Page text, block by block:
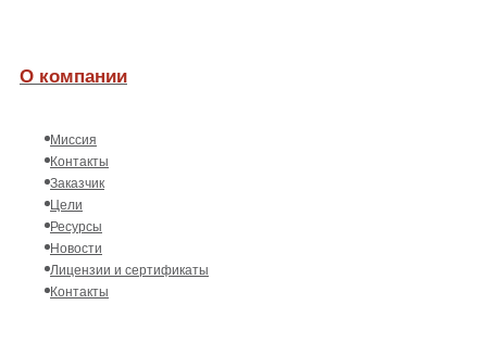
О компании
Миссия
Контакты
Заказчик
Цели
Ресурсы
Новости
Лицензии и сертификаты
Контакты